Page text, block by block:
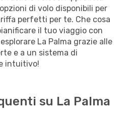
di volo disponibili per
perfetti per te. Che cosa
il tuo viaggio con
La Palma grazie alle
e a un sistema di
intuitivo!
su La Palma